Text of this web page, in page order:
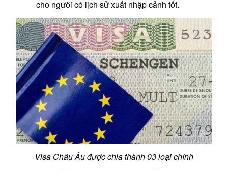
cho người có lịch sử xuất nhập cảnh tốt.
Visa Châu Âu được chia thành 03 loại chính